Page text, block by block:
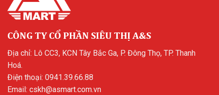
CÔNG TY CỔ PHẦN SIÊU THỊ A&S
Địa chỉ: Lô CC3, KCN Tây Bắc Ga, P. Đông Thọ, TP. Thanh
Hoá.
Điện thoại: 0941.39.66.88
Email: cskh@asmart.com.vn